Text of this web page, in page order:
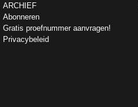
ARCHIEF
Abonneren
Gratis proefnummer aanvragen!
Privacybeleid